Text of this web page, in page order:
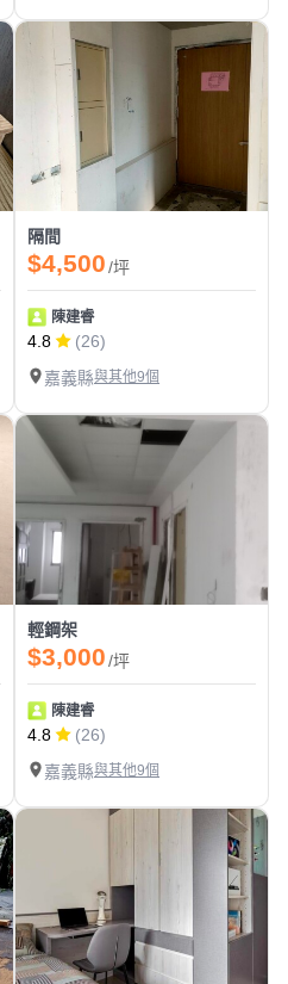
隔間
$4,500/坪
陳建睿
4.8
(26)
嘉義縣與其他9個
輕鋼架
$3,000/坪
陳建睿
4.8
(26)
嘉義縣與其他9個